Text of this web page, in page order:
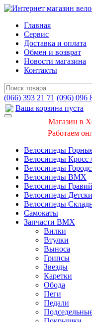
Главная
Сервис
Доставка и оплата
Обмен и возврат
Новости магазина
Контакты
(066) 393 21 71 (096) 096
Ваша корзина пуста
Магазин в
Работаем
Велосипеды
Велосипеды Кросс
Велосипеды
Велосипеды BMX
Велосипеды
Велосипеды
Велосипеды
Самокаты
Запчасти BMX
Вилки
Втулки
Выноса
Грипсы
Звезды
Каретки
Обода
Пеги
Педали